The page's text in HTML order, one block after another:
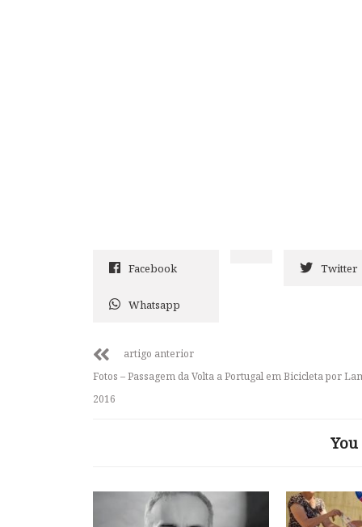
Facebook Twitter
Whatsapp
artigo anterior
Fotos – Passagem da Volta a Portugal em Bicicleta por
2016